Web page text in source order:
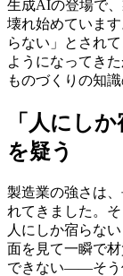
生成AIの登場で
壊れ始めていま
らない」とされ
ようになってき
ものづくりの知
「人にし
を疑う
製造業の強さは
れてきました。
人にしか宿らな
面を見て一瞬で
できない——そう